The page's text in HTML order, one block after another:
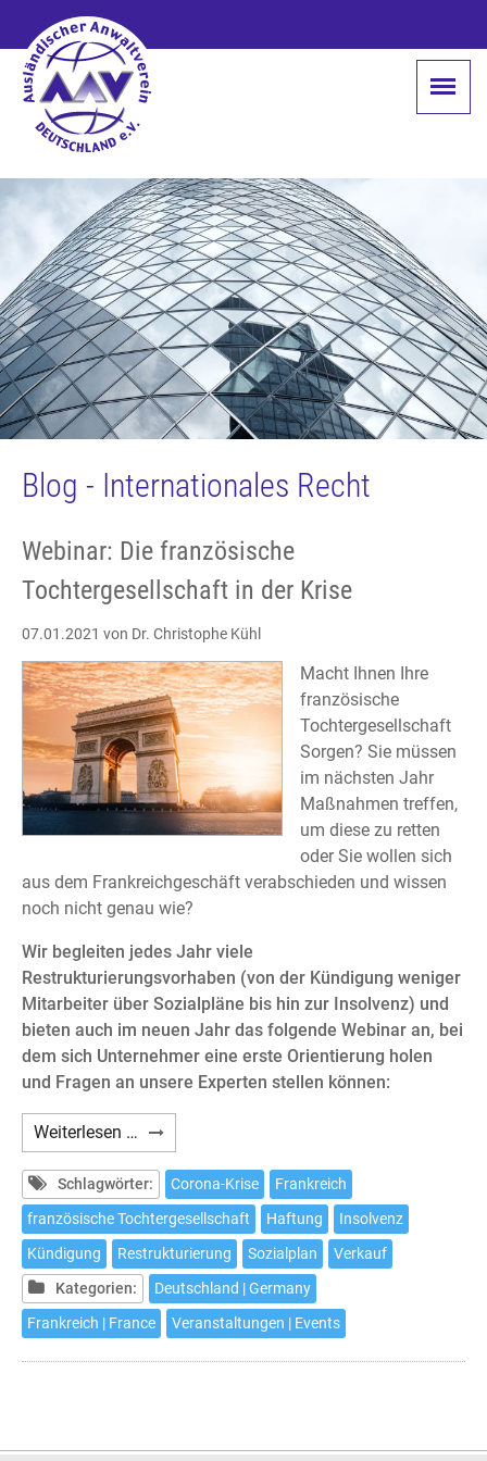
Blog - Internationales Recht
Webinar: Die französische
Tochtergesellschaft in der Krise
07.01.2021 von Dr. Christophe Kühl
Macht Ihnen Ihre
französische
Tochtergesellschaft
Sorgen? Sie müssen
im nächsten Jahr
Maßnahmen treffen,
um diese zu retten
oder Sie wollen sich
aus dem Frankreichgeschäft verabschieden und wissen
noch nicht genau wie?
Wir begleiten jedes Jahr viele
Restrukturierungsvorhaben (von der Kündigung weniger
Mitarbeiter über Sozialpläne bis hin zur Insolvenz) und
bieten auch im neuen Jahr das folgende Webinar an, bei
dem sich Unternehmer eine erste Orientierung holen
und Fragen an unsere Experten stellen können:
Weiterlesen … Webinar:
Die
französische
Tochtergesellschaft
in
der
Krise
Schlagwörter: Corona-Krise
Frankreich
französische Tochtergesellschaft
Haftung
Insolvenz
Kündigung
Restrukturierung Sozialplan
Verkauf
Kategorien:
Deutschland | Germany
Frankreich | France
Veranstaltungen | Events